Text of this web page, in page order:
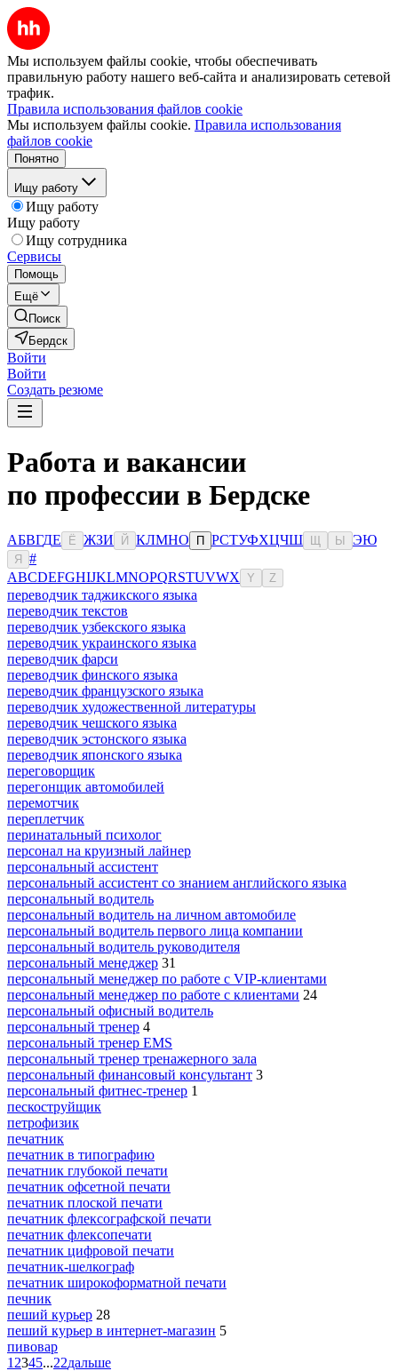
Мы используем файлы cookie, чтобы обеспечивать
правильную работу нашего веб-сайта и анализировать сетевой
трафик.
Правила использования файлов cookie
Мы используем файлы cookie. Правила использования
файлов cookie
Понятно
Ищу работу
Ищу работу
Ищу работу
Ищу сотрудника
Сервисы
Помощь
Ещё
Поиск
Бердск
Войти
Войти
Создать резюме
Работа и вакансии
по профессии в Бердске
АБВГДЕ Ё ЖЗИ Й КЛМНО П РСТУФХЦЧШ Ы ЭЮ
Я
#
ABCDEFGHIJKLMNOPQRSTUVWX Y Z
переводчик таджикского языка
переводчик текстов
переводчик узбекского языка
переводчик украинского языка
переводчик фарси
переводчик финского языка
переводчик французского языка
переводчик художественной литературы
переводчик чешского языка
переводчик эстонского языка
переводчик японского языка
переговорщик
перегонщик автомобилей
перемотчик
переплетчик
перинатальный психолог
персонал на круизный лайнер
персональный ассистент
персональный ассистент со знанием английского языка
персональный водитель
персональный водитель на личном автомобиле
персональный водитель первого лица компании
персональный водитель руководителя
персональный менеджер 31
персональный менеджер по работе с VIP-клиентами
персональный менеджер по работе с клиентами 24
персональный офисный водитель
персональный тренер 4
персональный тренер EMS
персональный тренер тренажерного зала
персональный финансовый консультант 3
персональный фитнес-тренер 1
пескоструйщик
петрофизик
печатник
печатник в типографию
печатник глубокой печати
печатник офсетной печати
печатник плоской печати
печатник флексографской печати
печатник флексопечати
печатник цифровой печати
печатник-шелкограф
печатник широкоформатной печати
печник
пеший курьер 28
пеший курьер в интернет-магазин 5
пивовар
1 2345...22дальше